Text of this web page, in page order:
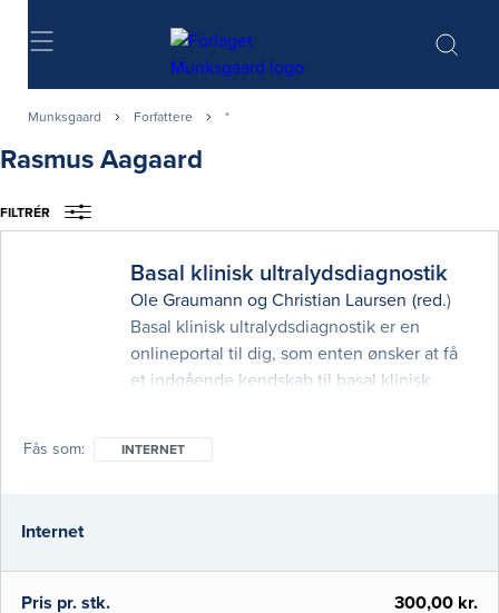
Søg
Munksgaard Forfattere *
Rasmus Aagaard
FILTRÉR
Basal klinisk ultralydsdiagnostik
Ole Graumann og Christian Laursen (red.)
Basal klinisk ultralydsdiagnostik er en
onlineportal til dig, som enten ønsker at få
et indgående kendskab til basal klinisk
undervisningsbrug eller til den praktiske
interaktion, lyd og levende bille
Fås som INTERNET
Internet
Pris pr. stk. 300,00 kr.